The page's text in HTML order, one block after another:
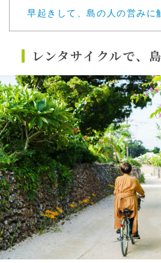
早起きして、島の人の営みに
レンタサイクルで、